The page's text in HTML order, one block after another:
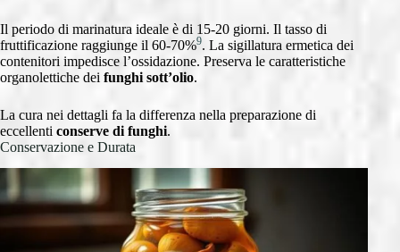
Il periodo di marinatura ideale è di 15-20 giorni. Il tasso di
fruttificazione raggiunge il 60-70%9. La sigillatura ermetica dei
contenitori impedisce l’ossidazione. Preserva le caratteristiche
organolettiche dei funghi sott’olio.
La cura nei dettagli fa la differenza nella preparazione di
eccellenti conserve di funghi.
Conservazione e Durata